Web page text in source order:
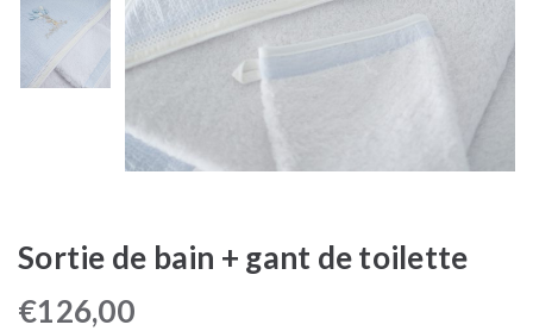
Sortie de bain + gant de toilette
€126,00